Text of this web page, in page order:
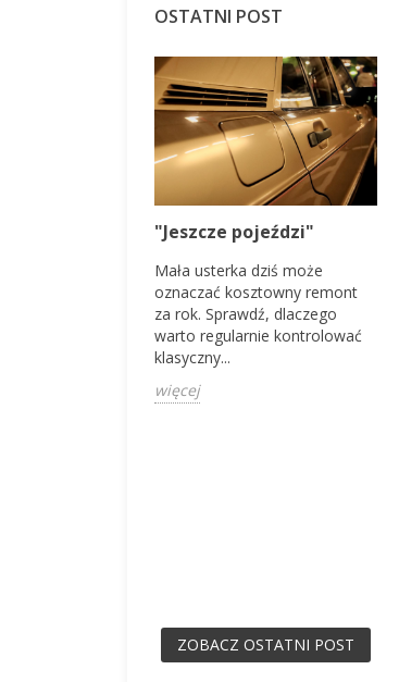
OSTATNI POST
"Jeszcze pojeździ"
Mała usterka dziś może
oznaczać kosztowny remont
za rok. Sprawdź, dlaczego
warto regularnie kontrolować
klasyczny...
więcej
ZOBACZ OSTATNI POST